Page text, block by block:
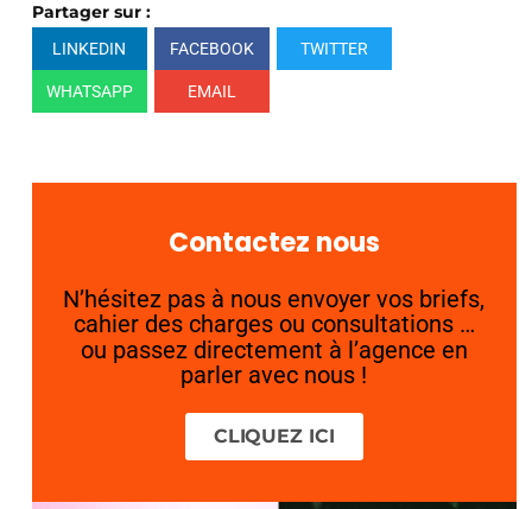
Partager sur :
LINKEDIN FACEBOOK TWITTER
WHATSAPP EMAIL
Contactez nous
N’hésitez pas à nous envoyer vos briefs,
cahier des charges ou consultations …
ou passez directement à l’agence en
parler avec nous !
CLIQUEZ ICI